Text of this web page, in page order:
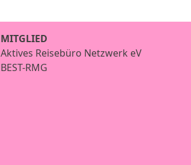
MITGLIED
Aktives Reisebüro Netzwerk eV
BEST-RMG